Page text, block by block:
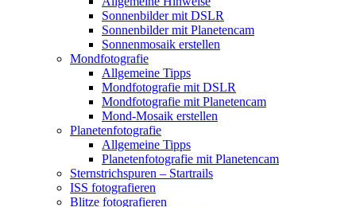
Sonnenbilder mit DSLR
Sonnenbilder mit Planetencam
Sonnenmosaik erstellen
Mondfotografie
Allgemeine Tipps
Mondfotografie mit DSLR
Mondfotografie mit Planetencam
Mond-Mosaik erstellen
Planetenfotografie
Allgemeine Tipps
Planetenfotografie mit Planetencam
Sternstrichspuren – Startrails
ISS fotografieren
Blitze fotografieren